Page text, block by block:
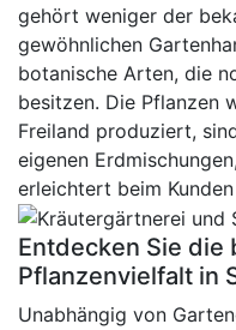
gehört weniger der
gewöhnlichen
botanische Arten, die
besitzen. Die Pflanzen
Freiland produziert,
eigenen
erleichtert beim
Entdecken Sie die
Pflanzenvielfalt in
Unabhängig von